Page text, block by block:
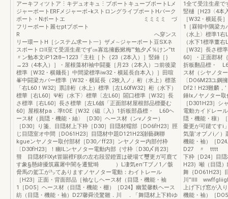
アーキフィツトア⋮キデュオキュ⋮ブポートキューブポートLメ
ジャーポートERFメジャーポ−kストロングライブポートHバーク
ポート・Nポートエ ミミミミ づ
フリーポート麗セptブポート
R へ穿ンス
リー環ートH［システム求ート一｝ザメ∼ジャーポート豆SXネ
スポートロll至て受涯生産でず㎝寡迄擁藪鰍梅’”勉夕〆％けン”tt
〃ン勉本文iP12t8∼1223「主柱［卜｛23（2本入）］竪錘［｝
→23（4本入）］・屋根藻材l袖中闘蔓［月23（2本入）コ前後梁
標準［W32・横麺長］中間梁標準iw32・横延長自本入）］田喧
峯中闘梁カバー標準［W32・横延長（2枚入ノ」桁（水上）標茎
「右L60！W32］票誹桁（水上）標準［左L60fW32］桁（水下）
標華［右L60］Ψ桁（水下〉標華〔左L60］閤口標準［W32］長
さ標準［右L60］長さ標華［左L6劔「正面部材屋根部品標憂む
60］屋根材pa．準tOE［W32（磁〔入）1折板部贔標・ L60ヘ
ース材（員隠・機能・紬〉［D30］ヘース材（ンvノター）
［D30］り箋、目隠材上下枠［D30］目隠材蠕部［DO6fH23］脛
じ目隠室オ中間［DO61H23］目隠材中題D121H23謝藝麹聯
kgueンヤノター取付部材［D30／ff23］ンヤノター内部付枠
〔D30fH23］！幽ILンヤノター電動内部｛寸枠〔D30〆肖23］
彗 目隠材FIXyt冒賜裡F朕の左右段翌鐙置は硬場て璽更ガ可鹿て
す象§懸緯擾筑霧屠中闇を遷鴛塒 ）L凄気en’Tブノ1／骸
脅馬の駕工が㌧てありますノヤノター電動：わイトレール
［H23］正面・背面部品［袖なしヘース材（目隠・機能・袖
1［DO5］ヘース材（目隠・機能・棚）［D24】幽鷲馨麩ヘース
紡（目隠・機能・袖）D27馨舜涜驚雛．川 ．「舞隠材上下粋ゆ
1全て受注生産
竪樋［H23〈4本
［W32・横延長
1［罧韓中隅梁
（水上〉標準1
（水下1標準董
［W32］長さ標
60］・正面郡材
折板翻品標・
ス材（シヤノタ
〔DO6M23ユ
Df2！H23難麟
錘lxノヤノター
［D301H23］シ
電動カイドレー
隠・機能・穰）
憂更が可鑓て
気蕩’オプノi／
機能・袖）［
D27 〃 tttt
下枠［D24］目
H23｝噸（目隠
舞｛DO61H23］
川”llll
上げ下げ窓が入
機能・袖）［